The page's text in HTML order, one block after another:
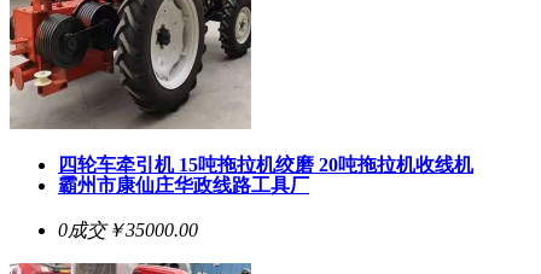
四轮车牵引机 15吨拖拉机绞磨 20吨拖拉机收线机
霸州市康仙庄华政线路工具厂
0成交￥35000.00